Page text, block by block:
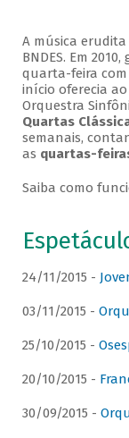
A música
BNDES. Em
quarta-feira
início oferecia
Orquestra
Quartas
semanais,
as quartas-
Saiba como
24/11/2015 -
03/11/2015 -
25/10/2015 -
20/10/2015 -
30/09/2015 -